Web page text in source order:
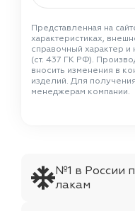
Представленная на
характеристиках,
справочный характер
(ст. 437 ГК РФ).
вносить изменения в
изделий. Для
менеджерам компании.
№1 в России
лакам